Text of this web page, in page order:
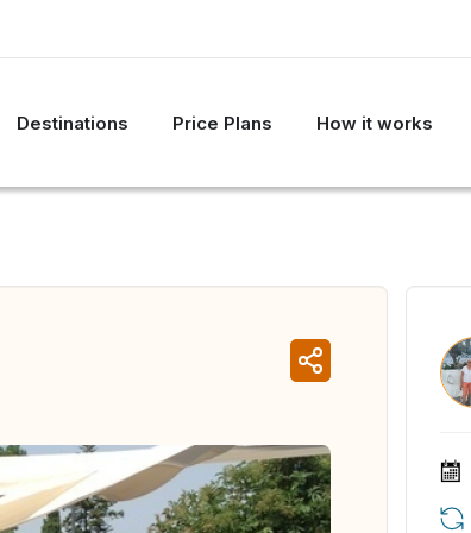
Destinations Price Plans How it works